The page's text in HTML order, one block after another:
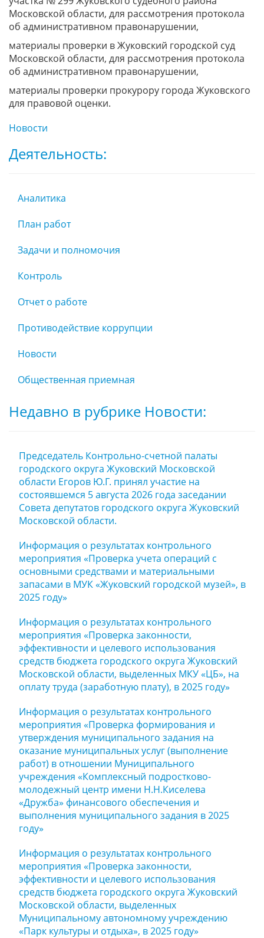
Московской области, для рассмотрения протокола
об административном правонарушении,
материалы проверки в Жуковский городской суд
Московской области, для рассмотрения протокола
об административном правонарушении,
материалы проверки прокурору города Жуковского
для правовой оценки.
Новости
Деятельность:
Аналитика
План работ
Задачи и полномочия
Контроль
Отчет о работе
Противодействие коррупции
Новости
Общественная приемная
Недавно в рубрике Новости:
Председатель Контрольно-счетной палаты
городского округа Жуковский Московской
области Егоров Ю.Г. принял участие на
состоявшемся 5 августа 2026 года заседании
Совета депутатов городского округа Жуковский
Московской области.
Информация о результатах контрольного
мероприятия «Проверка учета операций с
основными средствами и материальными
запасами в МУК «Жуковский городской музей», в
2025 году»
Информация о результатах контрольного
мероприятия «Проверка законности,
эффективности и целевого использования
средств бюджета городского округа Жуковский
Московской области, выделенных МКУ «ЦБ», на
оплату труда (заработную плату), в 2025 году»
Информация о результатах контрольного
мероприятия «Проверка формирования и
утверждения муниципального задания на
оказание муниципальных услуг (выполнение
работ) в отношении Муниципального
учреждения «Комплексный подростково-
молодежный центр имени Н.Н.Киселева
«Дружба» финансового обеспечения и
выполнения муниципального задания в 2025
году»
Информация о результатах контрольного
мероприятия «Проверка законности,
эффективности и целевого использования
средств бюджета городского округа Жуковский
Московской области, выделенных
Муниципальному автономному учреждению
«Парк культуры и отдыха», в 2025 году»